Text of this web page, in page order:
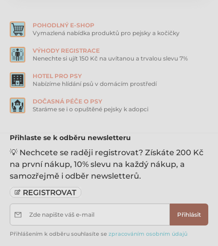
Vitalita
Snadno stravitelné suroviny
Vysoká stravitelnost – vysoké množství živočišných
Vhodné pro psy citlivé/intolerantní na obiloviny
Receptura s jedním druhem živočišných bílkovin
Sladké brambory – komplexní uhlohydrát s nízkým
Složení:
Čerstvě připravené krůta 25 %, Sladké brambory 23 %,
Brambory, Sušená krůta 12 %, Hrášek, Vojtěška,
Pivovarské kvasnice, Krůtí tuk 2%, Krůtí vývar 2 %,
Minerály, Vitaminy, Fruktooligosacharidy, Rajčata,
Mořská řasa, Glukosamin (170 mg/kg),
Methylsulfonylmethane (170 mg/kg), Chondroitin (120
mg/kg), Česnek, Šípek, Máta, Petržel, Anýz, Pískavice
řecké seno.
Analytické složky:
POHODLNÝ E-SHOP
Vymazlená nabídka produktů pro pejsky a kočičky
VÝHODY REGISTRACE
Nenechte si ujít 150 Kč na uvítanou a trvalou slevu 7%
HOTEL PRO PSY
Nabízíme hlídání psů v domácím prostředí
DOČASNÁ PÉČE O PSY
Staráme se i o opuštěné pejsky k adopci
Přihlaste se k odběru newsletteru
💡 Nechcete se raději registrovat? Získáte 200 Kč
na první nákup, 10% slevu na každý nákup, a
samozřejmě i odběr newsletterů.
Zde napište váš e-mail Přihlásit
Přihlášením k odběru souhlasíte se zpracováním osobním údajů